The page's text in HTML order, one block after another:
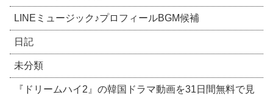
LINEミュージック♪プロフィールBGM候補
日記
未分類
『ドリームハイ2』の韓国ドラマ動画を31日間無料で見